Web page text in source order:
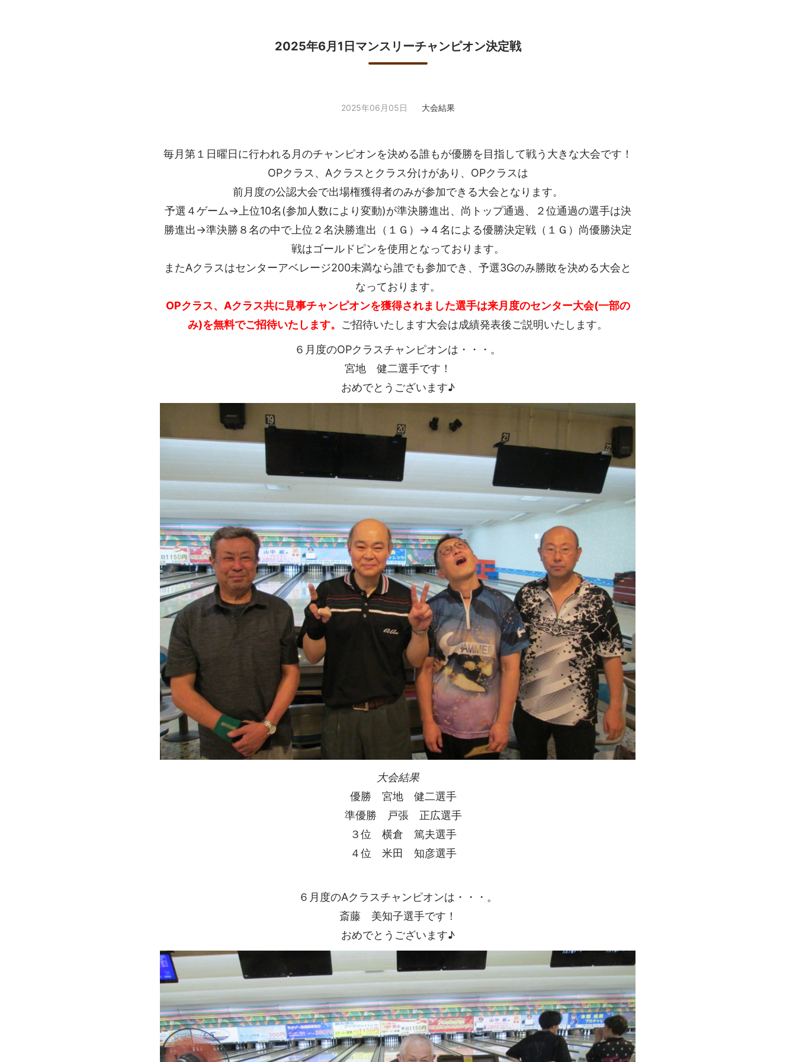
2025年6月1日マンスリーチャンピオン決定戦
2025年06月05日 大会結果
毎月第１日曜日に行われる月のチャンピオンを決める誰もが優勝を目指して戦う大きな大会です！
OPクラス、Aクラスとクラス分けがあり、OPクラスは
前月度の公認大会で出場権獲得者のみが参加できる大会となります。
予選４ゲーム→上位10名(参加人数により変動)が準決勝進出、尚トップ通過、２位通過の選手は決
勝進出→準決勝８名の中で上位２名決勝進出（１Ｇ）→４名による優勝決定戦（１Ｇ）尚優勝決定
戦はゴールドピンを使用となっております。
またAクラスはセンターアベレージ200未満なら誰でも参加でき、予選3Gのみ勝敗を決める大会と
なっております。
OPクラス、Aクラス共に見事チャンピオンを獲得されました選手は来月度のセンター大会(一部の
み)を無料でご招待いたします。 ご招待いたします大会は成績発表後ご説明いたします。
６月度のOPクラスチャンピオンは・・・。
宮地 健二選手です！
おめでとうございます♪
大会結果
優勝 宮地 健二選手
準優勝 戸張 正広選手
３位 横倉 篤夫選手
４位 米田 知彦選手
６月度のAクラスチャンピオンは・・・。
斎藤 美知子選手です！
おめでとうございます♪